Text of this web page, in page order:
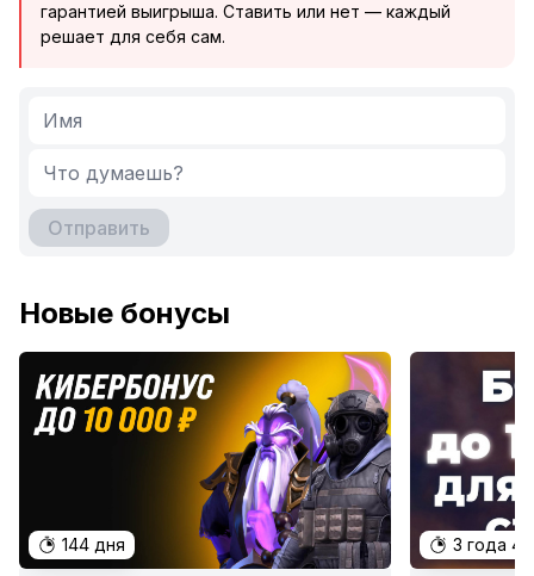
гарантией выигрыша. Ставить или нет — каждый
решает для себя сам.
Отправить
Новые бонусы
144 дня 3 года